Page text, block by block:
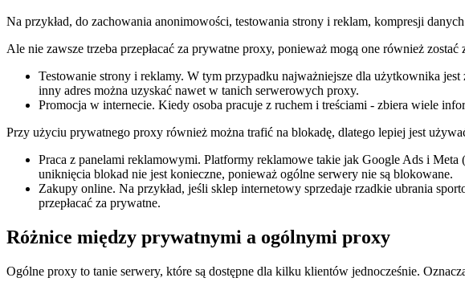
Na przykład, do zachowania anonimowości, testowania strony i reklam, kompresji
Ale nie zawsze trzeba przepłacać za prywatne proxy, ponieważ mogą one również
Testowanie strony i reklamy. W tym przypadku najważniejsze dla użytkownika
inny adres można uzyskać nawet w tanich serwerowych proxy.
Promocja w internecie. Kiedy osoba pracuje z ruchem i treściami - zbiera wiele
Przy użyciu prywatnego proxy również można trafić na blokadę, dlatego lepiej jest
Praca z panelami reklamowymi. Platformy reklamowe takie jak Google Ads i
uniknięcia blokad nie jest konieczne, ponieważ ogólne serwery nie są blokowane.
Zakupy online. Na przykład, jeśli sklep internetowy sprzedaje rzadkie ubrania
przepłacać za prywatne.
Różnice między prywatnymi a ogólnymi proxy
Ogólne proxy to tanie serwery, które są dostępne dla kilku klientów jednocześnie.